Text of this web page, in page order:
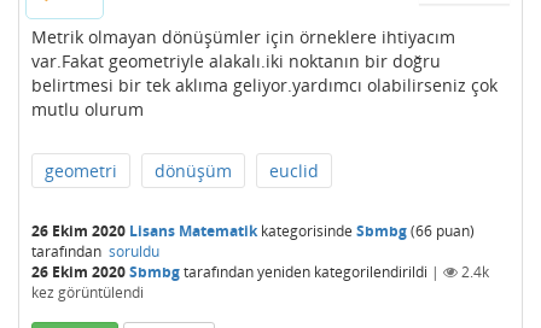
Metrik olmayan dönüşümler için örneklere ihtiyacım
var.Fakat geometriyle alakalı.iki noktanın bir doğru
belirtmesi bir tek aklıma geliyor.yardımcı olabilirseniz çok
mutlu olurum
geometri dönüşüm euclid
26 Ekim 2020 Lisans Matematikkategorisinde Sbmbg(66 puan)
tarafından soruldu
26 Ekim 2020Sbmbgtarafındanyeniden kategorilendirildi |
2.4k
kez görüntülendi